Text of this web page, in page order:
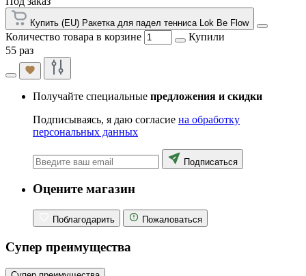
Купить (EU) Ракетка для падел тенниса Lok Be Flow
Количество товара в корзине
Купили
55 раз
Получайте специальные предложения и скидки
Подписываясь, я даю согласие на обработку
персональных данных
Подписаться
Оцените магазин
Поблагодарить Пожаловаться
Супер преимущества